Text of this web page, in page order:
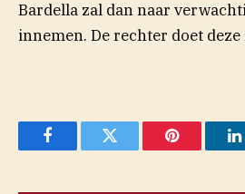
Bardella zal dan naar
innemen. De rechter doet
FacebookTwitter Pinterest